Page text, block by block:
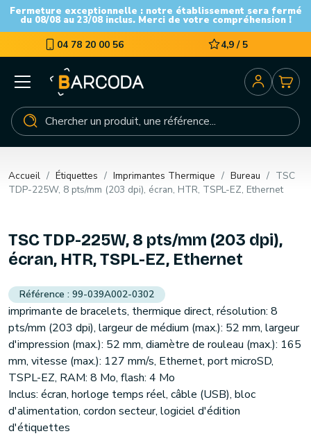
Fermeture exceptionnelle : notre établissement sera fermé
du 08/08 au 23/08 inclus. Merci de votre compréhension !
04 78 20 00 56 4,9 / 5
Accueil Étiquettes Imprimantes Thermique Bureau
TSC
TDP-225W, 8 pts/mm (203 dpi), écran, HTR, TSPL-EZ, Ethernet
TSC TDP-225W, 8 pts/mm (203 dpi),
écran, HTR, TSPL-EZ, Ethernet
99-039A002-0302
imprimante de bracelets, thermique direct, résolution: 8
pts/mm (203 dpi), largeur de médium (max.): 52 mm, largeur
d'impression (max.): 52 mm, diamètre de rouleau (max.): 165
mm, vitesse (max.): 127 mm/s, Ethernet, port microSD,
TSPL-EZ, RAM: 8 Mo, flash: 4 Mo
Inclus: écran, horloge temps réel, câble (USB), bloc
d'alimentation, cordon secteur, logiciel d'édition
d'étiquettes